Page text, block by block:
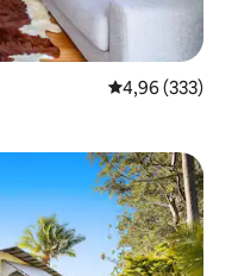
4,96 de uma
4,96 (333)